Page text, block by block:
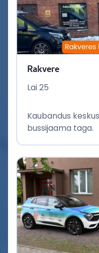
Rakvere
Lai 25
Kaubandus
bussijaama taga.